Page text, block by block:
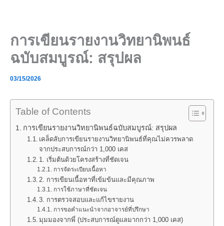
การเขียนรายงานวิทยานิพนธ์
ฉบับสมบูรณ์: สรุปผล
03/15/2026
Table of Contents
การเขียนรายงานวิทยานิพนธ์ฉบับสมบูรณ์: สรุปผล
เคล็ดลับการเขียนรายงานวิทยานิพนธ์ที่คุณไม่ควรพลาด
จากประสบการณ์กว่า 1,000 เคส
1. เริ่มต้นด้วยโครงสร้างที่ชัดเจน
การจัดระเบียบเนื้อหา
2. การเขียนเนื้อหาที่เข้มข้นและมีคุณภาพ
การใช้ภาษาที่ชัดเจน
3. การตรวจสอบและแก้ไขรายงาน
การขอคำแนะนำจากอาจารย์ที่ปรึกษา
มุมมองจากพี่ (ประสบการณ์ดูแลมากกว่า 1,000 เคส)